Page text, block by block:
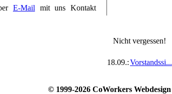
E-Mail mit uns Kontakt
Nicht vergessen!
18.09.:Vorstandssi...
© 1999-2026 CoWorkers Webdesign